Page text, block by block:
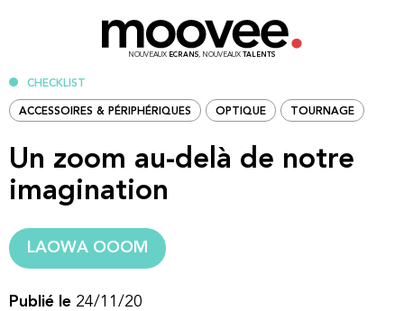
NOUVEAUX ECRANS, NOUVEAUX TALENTS
CHECKLIST
ACCESSOIRES & PÉRIPHÉRIQUES OPTIQUE TOURNAGE
Un zoom au-delà de notre
imagination
LAOWA OOOM
Publié le 24/11/20